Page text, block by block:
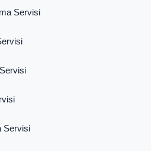
Servisi
Servisi